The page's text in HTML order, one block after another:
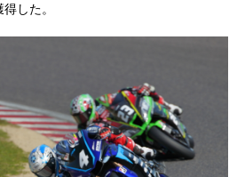
した。